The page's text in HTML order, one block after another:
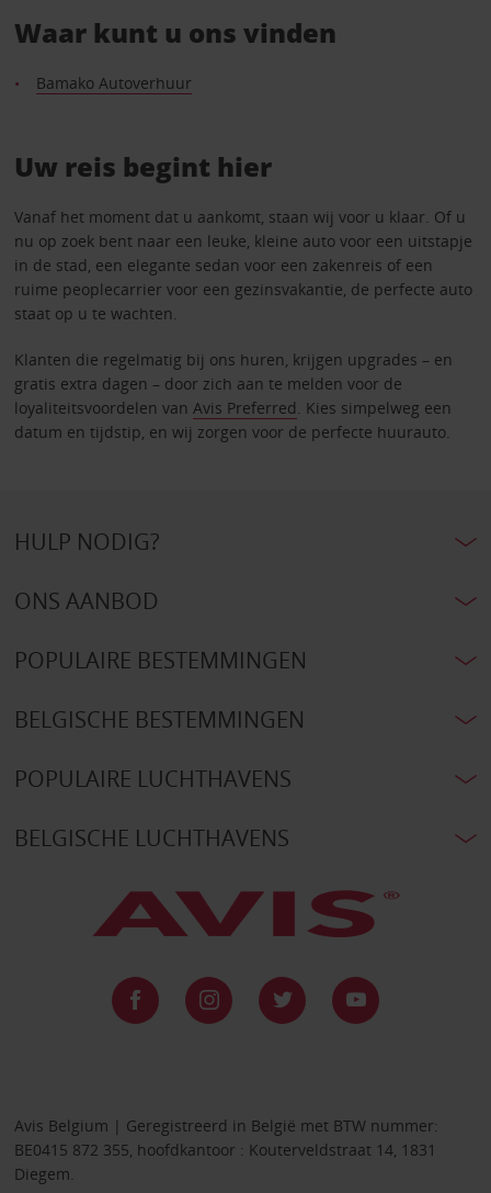
Waar kunt u ons vinden
Bamako Autoverhuur
Uw reis begint hier
Vanaf het moment dat u aankomt, staan wij voor u klaar. Of u
nu op zoek bent naar een leuke, kleine auto voor een uitstapje
in de stad, een elegante sedan voor een zakenreis of een
ruime peoplecarrier voor een gezinsvakantie, de perfecte auto
staat op u te wachten.
Klanten die regelmatig bij ons huren, krijgen upgrades – en
gratis extra dagen – door zich aan te melden voor de
loyaliteitsvoordelen van Avis Preferred. Kies simpelweg een
datum en tijdstip, en wij zorgen voor de perfecte huurauto.
HULP NODIG?
ONS AANBOD
POPULAIRE BESTEMMINGEN
BELGISCHE BESTEMMINGEN
POPULAIRE LUCHTHAVENS
BELGISCHE LUCHTHAVENS
Avis Belgium | Geregistreerd in België met BTW nummer:
BE0415 872 355, hoofdkantoor : Kouterveldstraat 14, 1831
Diegem.